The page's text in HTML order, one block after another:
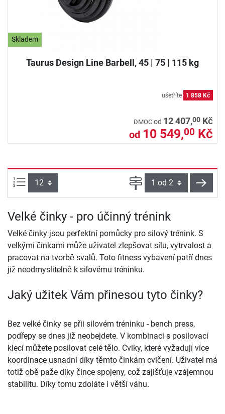
Skladem
Taurus Design Line Barbell, 45 | 75 | 115 kg
ušetříte 1 858 Kč
DMOC od 12 407,00 Kč
od 10 549,00 Kč
Počet výrobků na straně: Strana
Velké činky - pro účinný trénink
Velké činky jsou perfektní pomůcky pro silový trénink. S
velkými činkami může uživatel zlepšovat sílu, vytrvalost a
pracovat na tvorbě svalů. Toto fitness vybavení patří dnes
již neodmyslitelně k silovému tréninku.
Jaký užitek Vám přinesou tyto činky?
Bez velké činky se přii silovém tréninku - bench press,
podřepy se dnes již neobejdete. V kombinaci s posilovací
klecí můžete posilovat celé tělo. Cviky, které vyžadují více
koordinace usnadní díky těmto činkám cvičení. Uživatel má
totiž obě paže díky čince spojeny, což zajišťuje vzájemnou
stabilitu. Díky tomu zdoláte i větší váhu.